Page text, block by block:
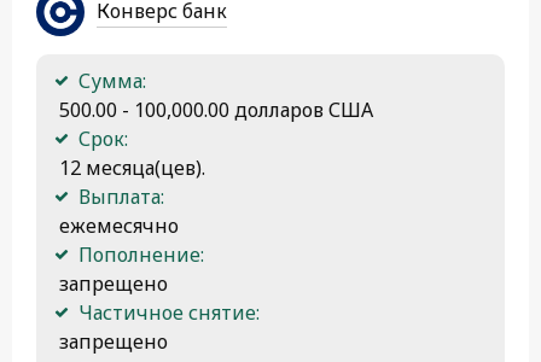
Конверс банк
Сумма:
500.00 - 100,000.00 долларов США
Срок:
12 месяца(цев).
Выплата:
ежемесячно
Пополнение:
запрещено
Частичное снятие:
запрещено